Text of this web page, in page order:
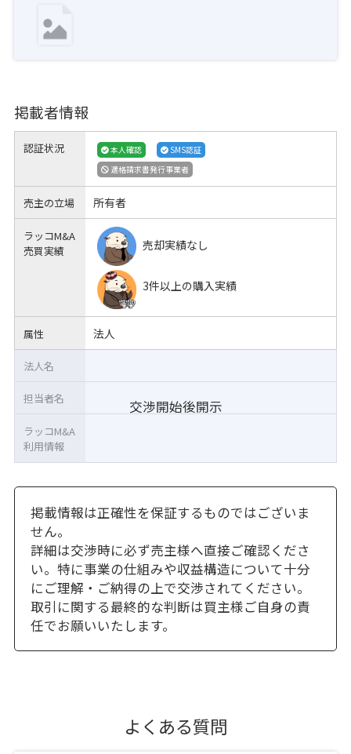
掲載者情報
認証状況 本人確認
SMS認証
適格請求書発行事業者
売主の立場 所有者
ラッコM&A
売買実績
売却実績なし
3件以上の購入実績
属性 法人
交渉開始後開示
法人名
担当者名
ラッコM&A
利用情報
掲載情報は正確性を保証するものではございま
せん。
詳細は交渉時に必ず売主様へ直接ご確認くださ
い。特に事業の仕組みや収益構造について十分
にご理解・ご納得の上で交渉されてください。
取引に関する最終的な判断は買主様ご自身の責
任でお願いいたします。
よくある質問